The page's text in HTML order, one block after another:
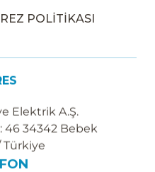
POLİTİKASI
Elektrik A.Ş.
46 34342 Bebek
Türkiye